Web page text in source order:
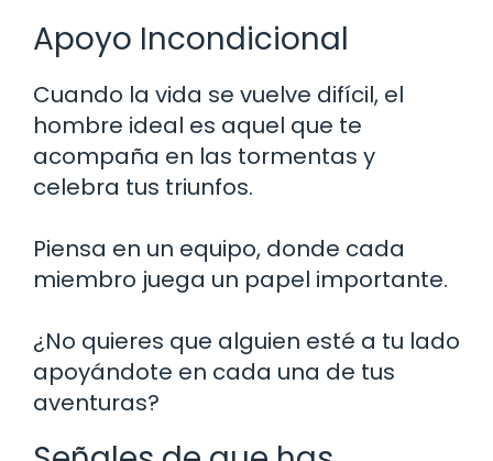
Apoyo Incondicional
Cuando la vida se vuelve difícil, el
hombre ideal es aquel que te
acompaña en las tormentas y
celebra tus triunfos.
Piensa en un equipo, donde cada
miembro juega un papel importante.
¿No quieres que alguien esté a tu lado
apoyándote en cada una de tus
aventuras?